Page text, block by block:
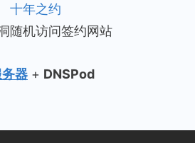
十年之约
随机访问签约网站
器 + DNSPod